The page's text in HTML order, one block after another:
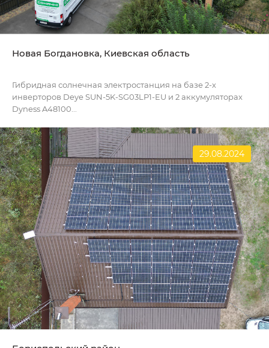
Новая Богдановка, Киевская область
Гибридная солнечная электростанция на базе 2-х
инверторов Deye SUN-5K-SG03LP1-EU и 2 аккумуляторах
Dyness A48100...
29.08.2024